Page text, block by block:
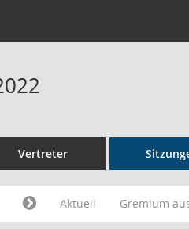
Vertreter
Aktuell Gremium